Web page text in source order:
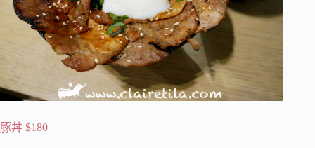
豚丼 $180